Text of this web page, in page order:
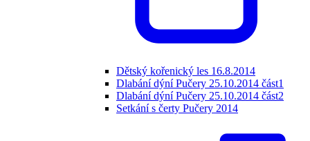
Dětský kořenický les 16.8.2014
Dlabání dýní Pučery 25.10.2014 část1
Dlabání dýní Pučery 25.10.2014 část2
Setkání s čerty Pučery 2014